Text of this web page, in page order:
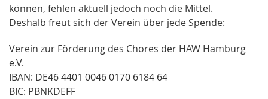
können, fehlen aktuell jedoch noch die Mittel.
Deshalb freut sich der Verein über jede Spende:
Verein zur Förderung des Chores der HAW Hamburg
e.V.
IBAN: DE46 4401 0046 0170 6184 64
BIC: PBNKDEFF